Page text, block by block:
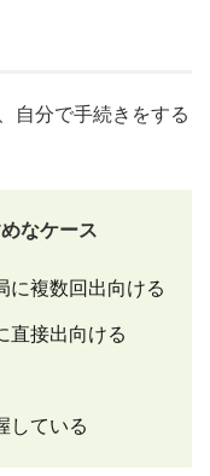
自分で手続きをする
なケース
に複数回出向ける
直接出向ける
している